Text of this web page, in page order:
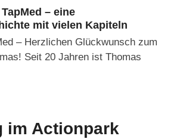
– eine
mit vielen Kapiteln
– Herzlichen Glückwunsch zum
Seit 20 Jahren ist Thomas
im Actionpark